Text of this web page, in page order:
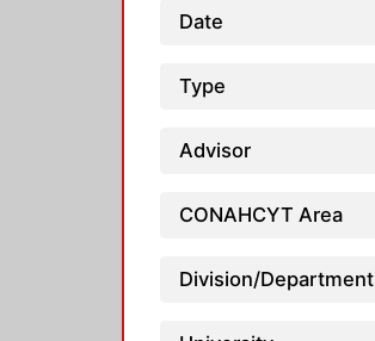
Date
Type
Advisor
CONAHCYT Area
Division/Department